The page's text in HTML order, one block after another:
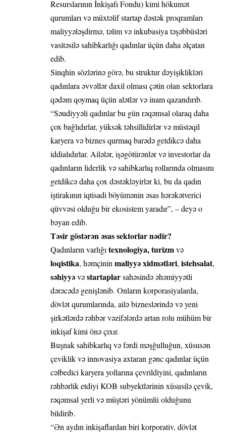
Resurslarının İnkişafı Fondu) kimi hökumət
qurumları və müxtəlif startap dəstək proqramları
maliyyələşdirmə, təlim və inkubasiya təşəbbüsləri
vasitəsilə sahibkarlığı qadınlar üçün daha əlçatan
edib.
Sinqhin sözlərinə görə, bu struktur dəyişiklikləri
qadınlara əvvəllər daxil olması çətin olan sektorlara
qədəm qoymaq üçün alətlər və inam qazandırıb.
“Səudiyyəli qadınlar bu gün rəqəmsal olaraq daha
çox bağlıdırlar, yüksək təhsillidirlər və müstəqil
karyera və biznes qurmaq barədə getdikcə daha
iddialıdırlar. Ailələr, işəgötürənlər və investorlar da
qadınların liderlik və sahibkarlıq rollarında olmasını
getdikcə daha çox dəstəkləyirlər ki, bu da qadın
iştirakının iqtisadi böyümənin əsas hərəkətverici
qüvvəsi olduğu bir ekosistem yaradır”, – deyə o
bəyan edib.
Təsir göstərən əsas sektorlar nədir?
Qadınların varlığıtexnologiya, turizmvə
loqistika, həmçininmaliyyə xidmətləri, istehsalat,
səhiyyəvəstartaplarsahəsində əhəmiyyətli
dərəcədə genişlənib. Onların korporasiyalarda,
dövlət qurumlarında, ailə bizneslərində və yeni
şirkətlərdə rəhbər vəzifələrdə artan rolu mühüm bir
inkişaf kimi önə çıxır.
Buşnak sahibkarlıq və fərdi məşğulluğun, xüsusən
çeviklik və innovasiya axtaran gənc qadınlar üçün
cəlbedici karyera yollarına çevrildiyini, qadınların
rəhbərlik etdiyi KOB subyektlərinin xüsusilə çevik,
rəqəmsal yerli və müştəri yönümlü olduğunu
bildirib.
“Ən aydın inkişaflardan biri korporativ, dövlət